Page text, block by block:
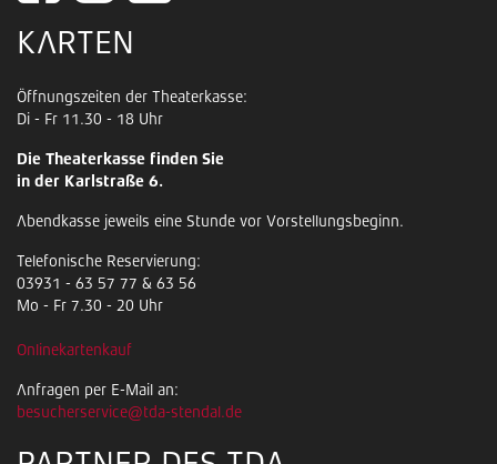
KARTEN
Öffnungszeiten der Theaterkasse:
Di - Fr 11.30 - 18 Uhr
Die Theaterkasse finden Sie
in der Karlstraße 6.
Abendkasse jeweils eine Stunde vor Vorstellungsbeginn.
Telefonische Reservierung:
03931 - 63 57 77 & 63 56
Mo - Fr 7.30 - 20 Uhr
Onlinekartenkauf
Anfragen per E-Mail an:
besucherservice@tda-stendal.de